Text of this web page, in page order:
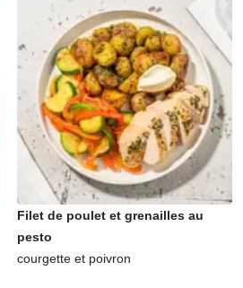
Filet de poulet et grenailles au
pesto
courgette et poivron